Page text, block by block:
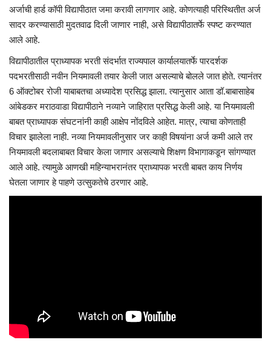
अर्जाची हार्ड कॉपी विद्यापीठात जमा करावी लागणार आहे. कोणत्याही परिस्थितीत अर्ज
सादर करण्यासाठी मुदतवाढ दिली जाणार नाही, असे विद्यापीठातर्फे स्पष्ट करण्यात
आले आहे.
विद्यापीठातील प्राध्यापक भरती संदर्भात राज्यपाल कार्यालयातर्फे पारदर्शक
पदभरतीसाठी नवीन नियमावली तयार केली जात असल्याचे बोलले जात होते. त्यानंतर
6 ऑक्टोबर रोजी याबाबतचा अध्यादेश प्रसिद्ध झाला. त्यानुसार आता डॉ.बाबासाहेब
आंबेडकर मराठवाडा विद्यापीठाने नव्याने जाहिरात प्रसिद्ध केली आहे. या नियमावली
बाबत प्राध्यापक संघटनांनी काही आक्षेप नोंदविले आहेत. मात्र, त्याचा कोणताही
विचार झालेला नाही. नव्या नियमावलीनुसार जर काही विषयांना अर्ज कमी आले तर
नियमावली बदलाबाबत विचार केला जाणार असल्याचे शिक्षण विभागाकडून सांगण्यात
आले आहे. त्यामुळे आणखी महिन्याभरानंतर प्राध्यापक भरती बाबत काय निर्णय
घेतला जाणार हे पाहणे उत्सुकतेचे ठरणार आहे.